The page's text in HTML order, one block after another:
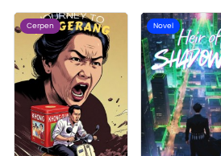
Cerpen Novel